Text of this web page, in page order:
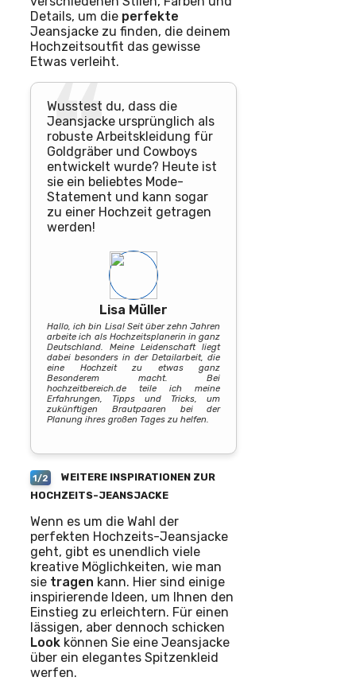
Details, um die perfekte
Jeansjacke zu finden, die deinem
Hochzeitsoutfit das gewisse
Etwas verleiht.
Wusstest du, dass die
Jeansjacke ursprünglich als
robuste Arbeitskleidung für
Goldgräber und Cowboys
entwickelt wurde? Heute ist
sie ein beliebtes Mode-
Statement und kann sogar
zu einer Hochzeit getragen
werden!
Lisa Müller
Hallo, ich bin Lisa! Seit über zehn Jahren
arbeite ich als Hochzeitsplanerin in ganz
Deutschland. Meine Leidenschaft liegt
dabei besonders in der Detailarbeit, die
eine Hochzeit zu etwas ganz
Besonderem macht. Bei
hochzeitbereich.de teile ich meine
Erfahrungen, Tipps und Tricks, um
zukünftigen Brautpaaren bei der
Planung ihres großen Tages zu helfen.
1/2
WEITERE INSPIRATIONEN ZUR
HOCHZEITS-JEANSJACKE
Wenn es um die Wahl der
perfekten Hochzeits-Jeansjacke
geht, gibt es unendlich viele
kreative Möglichkeiten, wie man
sie tragen kann. Hier sind einige
inspirierende Ideen, um Ihnen den
Einstieg zu erleichtern. Für einen
lässigen, aber dennoch schicken
Look können Sie eine Jeansjacke
über ein elegantes Spitzenkleid
werfen.